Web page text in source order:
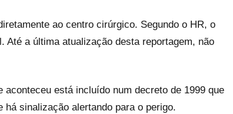
ao centro cirúrgico. Segundo o HR, o
Até a última atualização desta reportagem, não
está incluído num decreto de 1999 que
sinalização alertando para o perigo.